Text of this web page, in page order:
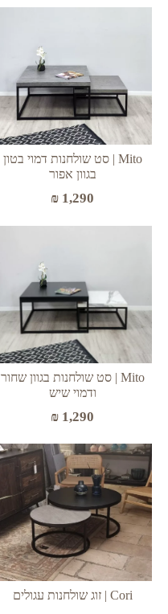
Mito | סט שולחנות דמוי בטון
בגוון אפור
₪ 1,290
Mito | סט שולחנות בגוון שחור
ודמוי שיש
₪ 1,290
Cori | זוג שולחנות עגולים